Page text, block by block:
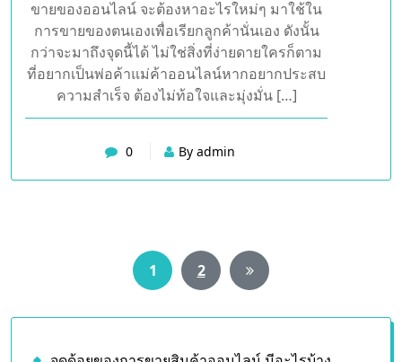
พ่อค้าแม่ค้าออนไลน์แล้ว หวังกำไรในทันทีนั้น
เป็นไปไม่ได้อย่างแน่นอน เป็นเรื่องเพ้อฝันเป็นไป
ไม่ได้จริง หลายต่อหลายคน ที่ประสบความสำเร็จ
นั้น ต้องใช้เวลาและมุ่งมั่นในการ ที่จะปรับปรุง
เปลี่ยนแปลง แผนในการโฆษณาประชาสัมพันธ์
จนทำให้ตนเองประสบความสำเร็จ ได้ง่ายในการ
ขายของออนไลน์ จะต้องหาอะไรใหม่ๆ มาใช้ใน
By admin